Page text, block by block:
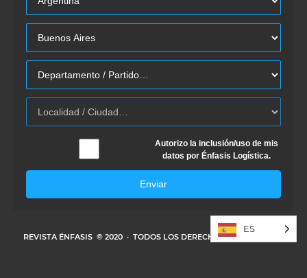
Autorizo la inclusión/uso de mis
datos por Énfasis Logística.
Enviar
REVISTA ÉNFASIS © 2020 · TODOS LOS DERECHOS RESERVADOS
ES